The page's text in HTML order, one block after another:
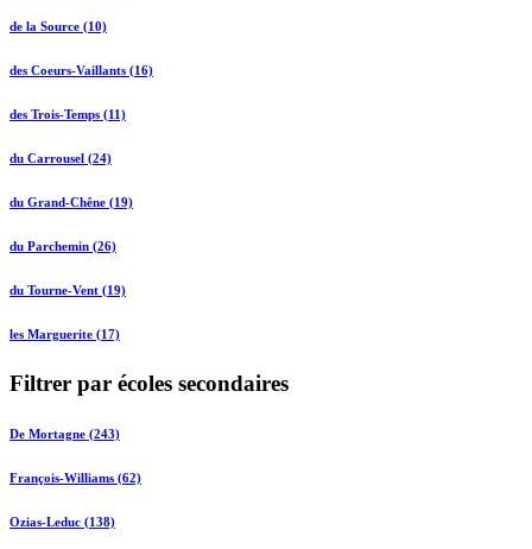
de la Source (10)
des Coeurs-Vaillants (16)
des Trois-Temps (11)
du Carrousel (24)
du Grand-Chêne (19)
du Parchemin (26)
du Tourne-Vent (19)
les Marguerite (17)
Filtrer par écoles secondaires
De Mortagne (243)
François-Williams (62)
Ozias-Leduc (138)